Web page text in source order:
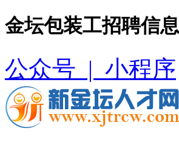
金坛包装工招聘信
公众号 | 小程序